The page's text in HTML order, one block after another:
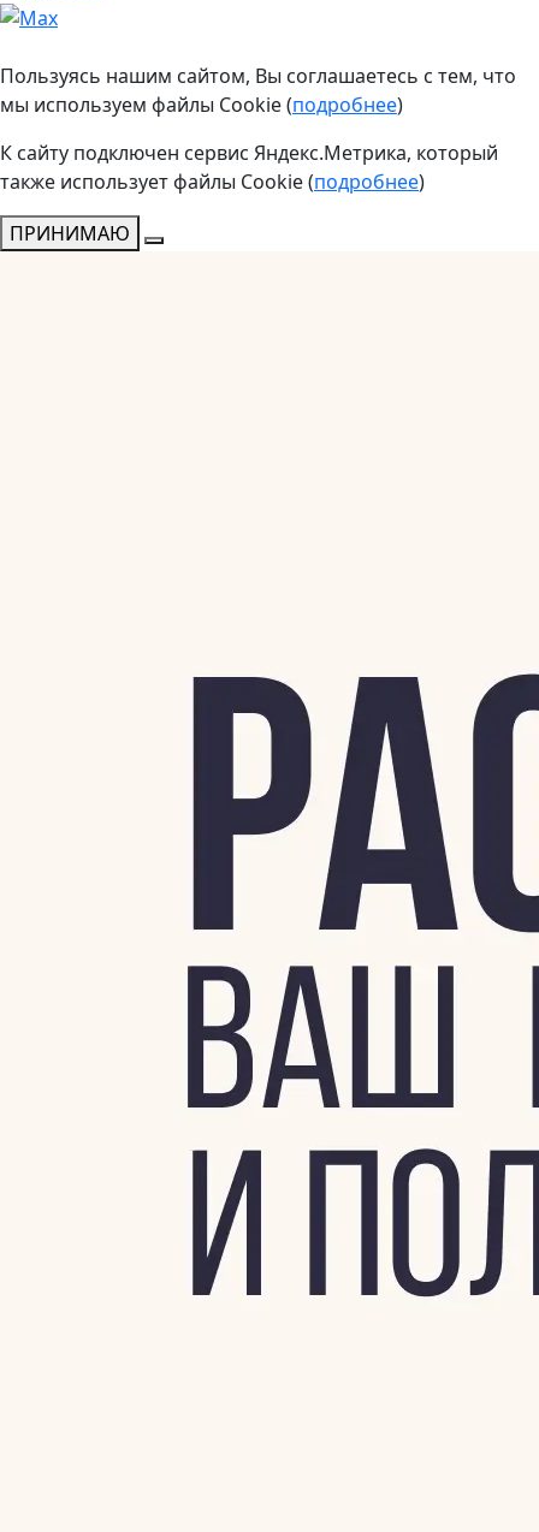
Пользуясь нашим сайтом, Вы соглашаетесь с тем, что
мы используем файлы Cookie (подробнее)
К сайту подключен сервис Яндекс.Метрика, который
также использует файлы Cookie (подробнее)
ПРИНИМАЮ